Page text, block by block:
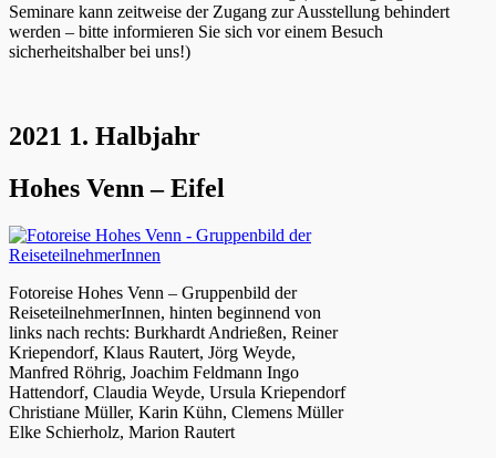
Seminare kann zeitweise der Zugang zur Ausstellung behindert
werden – bitte informieren Sie sich vor einem Besuch
sicherheitshalber bei uns!)
2021 1. Halbjahr
Hohes Venn – Eifel
Fotoreise Hohes Venn – Gruppenbild der
ReiseteilnehmerInnen, hinten beginnend von
links nach rechts: Burkhardt Andrießen, Reiner
Kriependorf, Klaus Rautert, Jörg Weyde,
Manfred Röhrig, Joachim Feldmann Ingo
Hattendorf, Claudia Weyde, Ursula Kriependorf
Christiane Müller, Karin Kühn, Clemens Müller
Elke Schierholz, Marion Rautert